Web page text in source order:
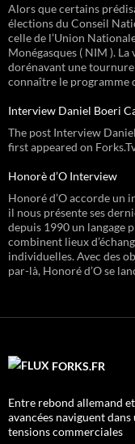
Alors que certains
élections du Conseil
celle de l’Union
Monégasques ( NIM ).
dorénavant une
connaître le programme
Interview Daniel Boeri
The post Interview
first appeared on
Honorè d’O Interview
Honoré d’O accorde un
il nous présente ses
depuis 1990 un langage
combinent lieux
individuelles. Avec des
par-là, Honoré d’O se
FORKS.FR
Entre rebond allemand
avancées naviguent
tensions commerciales